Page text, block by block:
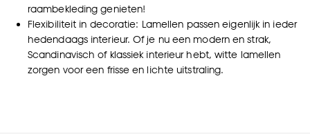
raambekleding genieten!
Flexibiliteit in decoratie: Lamellen passen eigenlijk in ieder
hedendaags interieur. Of je nu een modern en strak,
Scandinavisch of klassiek interieur hebt, witte lamellen
zorgen voor een frisse en lichte uitstraling.